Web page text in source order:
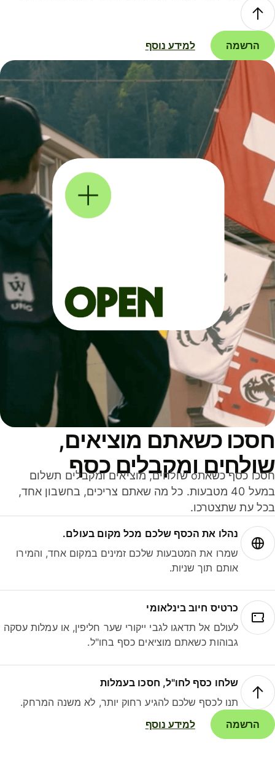
הרשמה למידע נוסף
כשאתם מוציאים,
ומקבלים כסף
חסכו כסף כשאתo שולחים, מוציאים ומקבלים תשלום
במעל 40 מטבעות. כל מה שאתם צריכים, בחשבון אחד,
עת שתצטרכו.
נהלו את הכסף שלכם מכל מקום בעולם.
שמרו את המטבעות שלכם זמינים במקום אחד, והמירו
אותם תוך שניות.
כרטיס חיוב בינלאומי
לעולם אל תדאגו לגבי ייקורי שער חליפין, או עמלות עסקה
גבוהות כשאתם מוציאים כסף בחו"ל.
שלחו כסף לחו"ל, חסכו בעמלות
תנו לכסף שלכם להגיע רחוק יותר, לא משנה המרחק.
הרשמה
למידע נוסף